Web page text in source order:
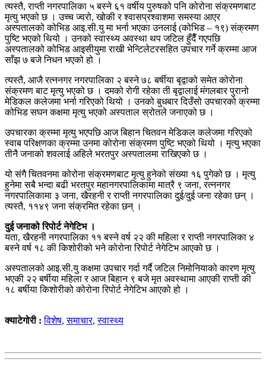
त्यस्तै, राप्ती नगरपालिका ५ बस्ने ६१ वर्षीय पुरुषको पनि कोरोना संक्रमणबाट
मृत्यु भएको छ । उच्च ज्वरो, खोकी र श्वासप्रश्वाशमा समस्या आएर
अस्पतालको कोभिड आइ.सी.यु मा भर्ना भएका उनलाई (कोभिड – १९) संक्रमण
पुष्टि भएको थियो । उनको स्वास्थ्य अवस्था थप जटिल हुँदैँ गएपछि
अस्पतालको कोभिड आइसीयुमा राखी भेन्टिलेटरसहित उपचार गर्ने क्रम्मा आज
साँझ ७ बजे निधन भएको हो ।
त्यस्तै, आजै रत्ननगर नगरपालिका २ बस्ने ७८ बर्षीया बृद्वाको समेत कोरोना
संक्रमण बाट मृत्यु भएको छ । दमको रोगी रहेका ती बृद्वालाई मंगलबार पुरानो
मेडिकल कलेजमा भर्ना गरिएको थियो । उनको बुधबार दिउँसो उपचारको क्रम्मा
कोभिड सघन कक्षमा मृत्यु भएको अस्पताल स्रोतले जनाएको छ ।
उपचारका क्रम्मा मृत्यु भएपछि आज बिहान चितवन मेडिकल कलेजमा गरिएको
स्वाब परिक्षणका क्रम्मा उनमा कोरोना संक्रमण पुष्टि भएको थियो । मृत्यु भएका
तीनै जनाको शवलाई अहिले भरतपुर अस्पतालमा राखिएको छ ।
यो संगै चितवनमा कोरोना संक्रमणबाट मृत्यु हुनेको संख्या १६ पुगेको छ । मृत्यु
हुनेमा सबै भन्दा बढी भरतपुर महानगरपालिकामा मात्रै ९ जना, रत्ननगर
नगरपालिकामा ३ जना, खैरहनी र राप्ती नगरपालिका दुई/दुई जना रहेका छन् ।
त्यस्तै, ११४९ जना संक्रमित रहेका छन् ।
दुई जनाको रिपोर्ट नेगेटिभ ।
यता, खैरहनी नगरपालिका ११ बस्ने वर्ष २२ की महिला र राप्ती नगरपालिका ४
बस्ने वर्ष १८ की किशोरीको भने कोरोना रिपोर्ट नेगेटिभ आएको छ ।
अस्पतालको आइ.सी.यु कक्षमा उपचार गर्दा गर्दै जटिल निमोनियाको कारण मृत्यु
भएकी २२ बर्षीया महिला र आज बिहान ९ बजे मृत अवस्थामा आएकी राप्ती की
१८ बर्षीया किशोरीको कोरोना रिपोर्ट नेगेटिभ आएको हो ।
क्याटेगोरी :विशेष,समाचार,स्वास्थ्य